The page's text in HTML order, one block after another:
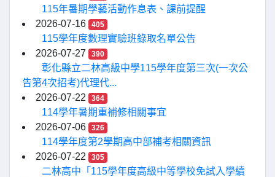
115年暑期學藝活動作息表、課前提醒
2026-07-16
405
115學年度數理實驗班錄取名單公告
2026-07-27
390
彰化縣立二林高級中學115學年度第三次(一次公
告第4次招考)代理代...
2026-07-22
364
114學年暑期重補修相關事宜
2026-07-06
326
114學年度第2學期高中部補考相關資訊
2026-07-22
305
二林高中「115學年度高級中等學校免試入學續